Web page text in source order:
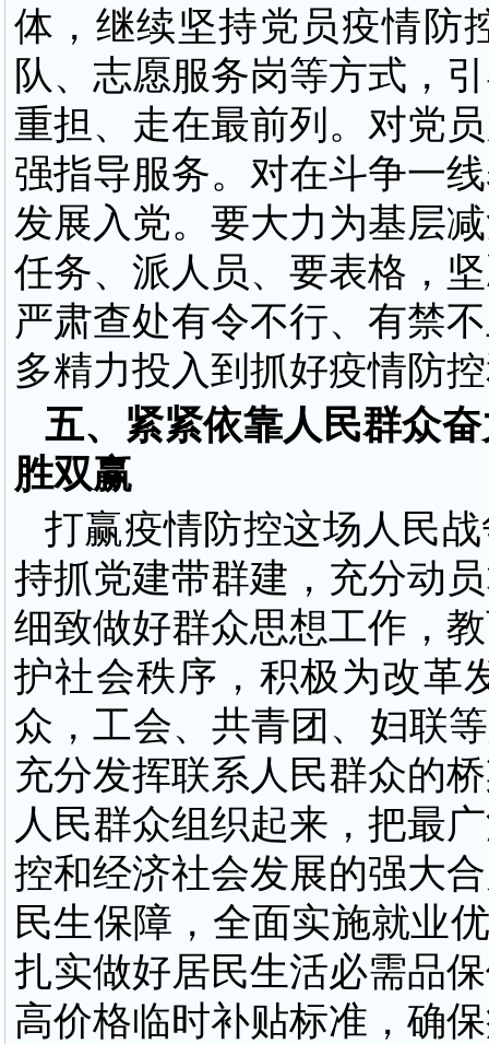
体，继续坚持党员疫情防
队、志愿服务岗等方式，
重担、走在最前列。对党
强指导服务。对在斗争一
发展入党。要大力为基层
任务、派人员、要表格，
严肃查处有令不行、有禁
多精力投入到抓好疫情防
五、紧紧依靠人民群众
胜双赢
打赢疫情防控这场人民
持抓党建带群建，充分动
细致做好群众思想工作，
护社会秩序，积极为改革
众，工会、共青团、妇联
充分发挥联系人民群众的
人民群众组织起来，把最
控和经济社会发展的强大
民生保障，全面实施就业
扎实做好居民生活必需品
高价格临时补贴标准，确